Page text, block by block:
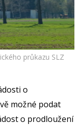
průkazu SLZ
o
možné podat
o prodloužení